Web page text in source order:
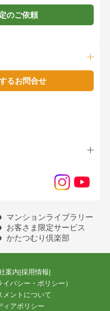
のご依頼
るお問合せ
マンションライブラリー
お客さま限定サービス
かたつむり倶楽部
案内|採用情報|
バシー・ポリシー）
メントについて
ィアポリシー